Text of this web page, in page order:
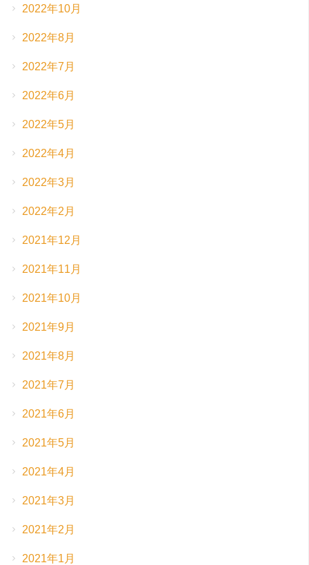
2022年10月
2022年8月
2022年7月
2022年6月
2022年5月
2022年4月
2022年3月
2022年2月
2021年12月
2021年11月
2021年10月
2021年9月
2021年8月
2021年7月
2021年6月
2021年5月
2021年4月
2021年3月
2021年2月
2021年1月